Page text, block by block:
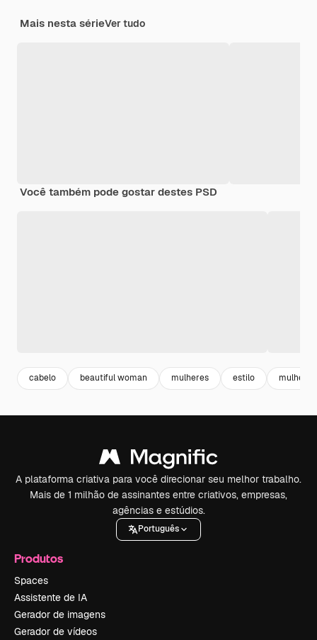
Mais nesta sérieVer tudo
Você também pode gostar destes PSD
cabelo beautiful woman mulheres estilo mulher
A plataforma criativa para você direcionar seu melhor trabalho.
Mais de 1 milhão de assinantes entre criativos, empresas,
agências e estúdios.
Português
Produtos
Spaces
Assistente de IA
Gerador de imagens
Gerador de vídeos